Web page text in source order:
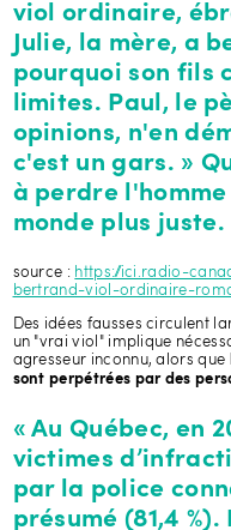
viol ordinaire,
Julie, la mère, a
pourquoi son fils
limites. Paul, le
opinions, n'en
c'est un gars. »
à perdre
monde plus juste.
source : https://ici.radio-
bertrand-viol-ordinaire-
Des idées fausses circulent
un "vrai viol" implique
agresseur inconnu, alors que
sont perpétrées par des
« Au Québec, en
victimes
par la police
présumé (81,4 %).